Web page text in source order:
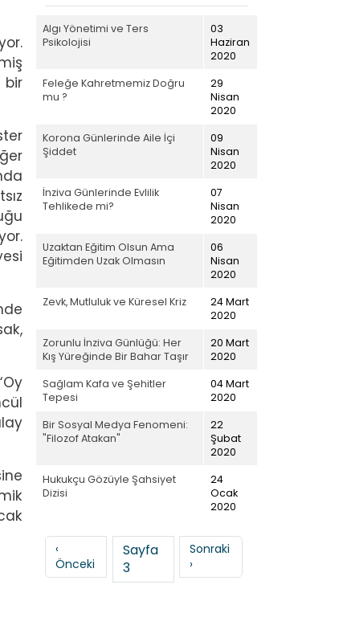
bir
Algı Yönetimi ve Ters
Psikolojisi
03
Haziran
2020
Feleğe Kahretmemiz Doğru
mu ?
29
Nisan
2020
Korona Günlerinde Aile İçi
Şiddet
09
Nisan
2020
İnziva Günlerinde Evlilik
Tehlikede mi?
07
Nisan
2020
Uzaktan Eğitim Olsun Ama
Eğitimden Uzak Olmasın
06
Nisan
2020
Zevk, Mutluluk ve Küresel Kriz
24 Mart
2020
Zorunlu İnziva Günlüğü: Her
Kış Yüreğinde Bir Bahar Taşır
20 Mart
2020
Sağlam Kafa ve Şehitler
Tepesi
04 Mart
2020
Bir Sosyal Medya Fenomeni:
"Filozof Atakan"
22
Şubat
2020
Hukukçu Gözüyle Şahsiyet
Dizisi
24
Ocak
2020
Sayfalama
Önceki sayfa
‹
Önceki
Sayfa
3
Sonraki sayfa
Sonraki
›